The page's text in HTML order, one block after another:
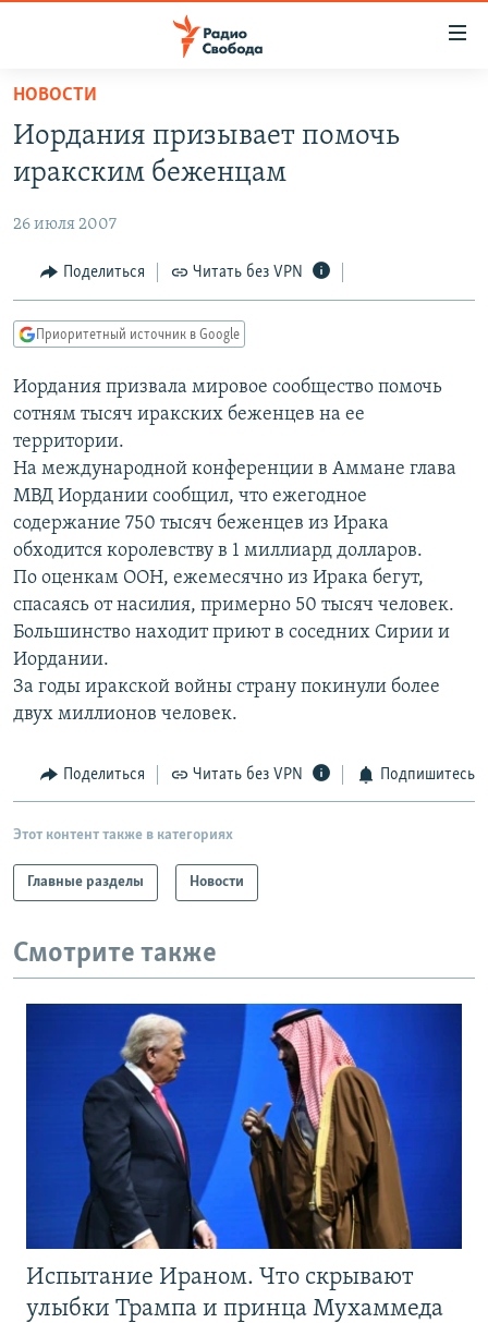
упрощенного
доступа
основному
Вернутся
главной
навигации
Вернутся
поиску
ПОДКАСТЫ
АВТОРСКИЕ ПРОЕКТЫ
ЦИТАТЫ СВОБОДЫ
МНЕНИЯ
IDEL.РЕАЛИИ
КАВКАЗ.РЕАЛИИ
СИБИРЬ.РЕАЛИИ
РАСПИСАНИЕ ВЕЩАНИЯ
ПОДПИШИТЕСЬ НА РАССЫЛКУ
СОЦИАЛЬНЫЕ СЕТИ
НОВОСТИ
Иордания призывает помочь
иракским беженцам
26 июля 2007
Поделиться Читать без VPN
Приоритетный источник в Google
Иордания призвала мировое сообщество помочь
сотням тысяч иракских беженцев на ее
территории.
На международной конференции в Аммане глава
МВД Иордании сообщил, что ежегодное
содержание 750 тысяч беженцев из Ирака
обходится королевству в 1 миллиард долларов.
По оценкам ООН, ежемесячно из Ирака бегут,
спасаясь от насилия, примерно 50 тысяч человек.
Большинство находит приют в соседних Сирии и
Иордании.
За годы иракской войны страну покинули более
двух миллионов человек.
Поделиться Читать без VPN Подпишитесь
Этот контент также в категориях
Главные разделы Новости
Смотрите также
Испытание Ираном. Что скрывают
улыбки Трампа и принца Мухаммеда